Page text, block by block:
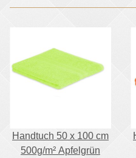
Handtuch 50 x 100 cm
500g/m² Apfelgrün